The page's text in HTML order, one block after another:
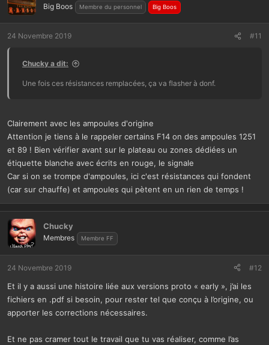
Big Boos Membre du personnel Big Boos
24 Novembre 2019 #11
Chucky a dit:
Une fois ces résistances remplacées, ça va flasher à donf.
Clairement avec les ampoules d'origine
Attention je tiens à le rappeler certains F14 on des ampoules 1251
et 89 ! Bien vérifier avant sur le plateau ou zones dédiées un
étiquette blanche avec écrits en rouge, le signale
Car si on se trompe d'ampoules, ici c'est résistances qui fondent
(car sur chauffe) et ampoules qui pètent en un rien de temps !
Chucky
Membres Membre FF
24 Novembre 2019 #12
Et il y a aussi une histoire liée aux versions proto « early », j’ai les
fichiers en .pdf si besoin, pour rester tel que conçu à l’origine, ou
apporter les corrections nécessaires.
Et ne pas cramer tout le travail que tu vas réaliser, comme l’as